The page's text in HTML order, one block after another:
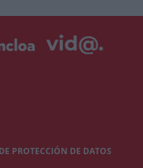
PROTECCIÓN DE DATOS